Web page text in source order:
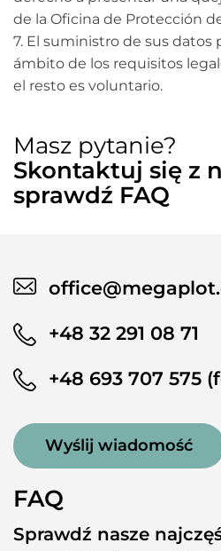
de la Oficina de Protección
7. El suministro de sus datos
ámbito de los requisitos
el resto es voluntario.
Masz pytanie?
Skontaktuj się z
sprawdź FAQ
+48 32 291 08 71
+48 693 707 575
Wyślij wiadomość
FAQ
Sprawdź nasze